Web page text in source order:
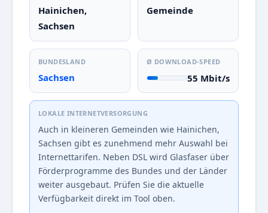
Hainichen,
Sachsen
Gemeinde
BUNDESLAND
Sachsen
Ø DOWNLOAD-SPEED
55 Mbit/s
LOKALE INTERNETVERSORGUNG
Auch in kleineren Gemeinden wie Hainichen,
Sachsen gibt es zunehmend mehr Auswahl bei
Internettarifen. Neben DSL wird Glasfaser über
Förderprogramme des Bundes und der Länder
weiter ausgebaut. Prüfen Sie die aktuelle
Verfügbarkeit direkt im Tool oben.